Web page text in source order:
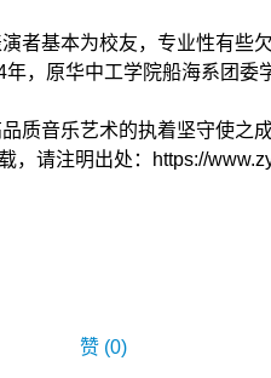
基本为校友，专业性有些欠
原华中工学院船海系团委学
音乐艺术的执着坚守使之成
，请注明出处：https://
赞 (0)